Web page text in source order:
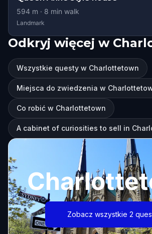
594 m · 8 min walk
Landmark
Odkryj więcej w
Wszystkie questy w Charlottetown
Miejsca do zwiedzenia w
Co robić w Charlottetown
A cabinet of curiosities to sell in
Zobacz wszystkie 2